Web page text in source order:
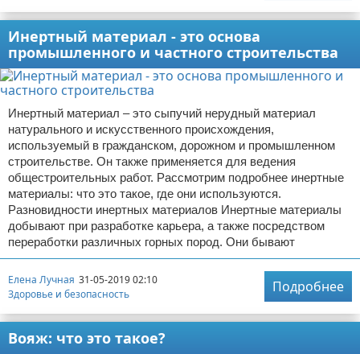
Инертный материал - это основа
промышленного и частного строительства
Инертный материал – это сыпучий нерудный материал
натурального и искусственного происхождения,
используемый в гражданском, дорожном и промышленном
строительстве. Он также применяется для ведения
общестроительных работ. Рассмотрим подробнее инертные
материалы: что это такое, где они используются.
Разновидности инертных материалов Инертные материалы
добывают при разработке карьера, а также посредством
переработки различных горных пород. Они бывают
Елена Лучная 31-05-2019 02:10
Здоровье и безопасность
Подробнее
Вояж: что это такое?